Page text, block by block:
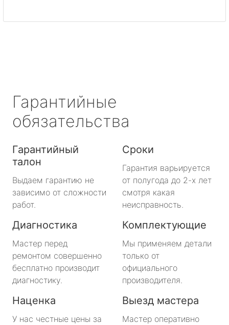
Гарантийные
обязательства
Гарантийный
талон
Выдаем гарантию не
зависимо от сложности
работ.
Сроки
Гарантия варьируется
от полугода до 2-х лет
смотря какая
неисправность.
Диагностика
Мастер перед
ремонтом совершенно
бесплатно производит
диагностику.
Комплектующие
Мы применяем детали
только от
официального
производителя.
Наценка
У нас честные цены за
Выезд мастера
Мастер оперативно